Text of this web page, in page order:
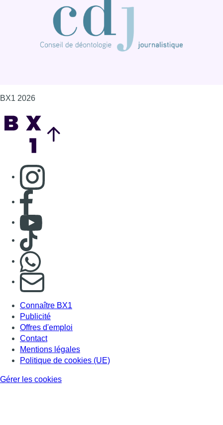
BX1 2026
Consulter page Instagram
Consulter page Facebook
Consulter Youtube
Consulter TikTok
S'abonner à notre newsletter
Connaître BX1
Publicité
Offres d'emploi
Contact
Mentions légales
Politique de cookies (UE)
Gérer les cookies